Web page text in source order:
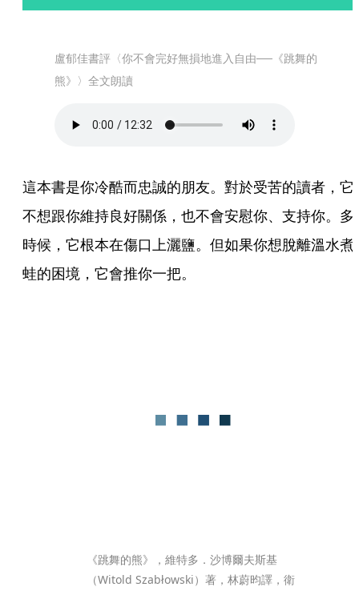
盧郁佳書評〈你不會完好無損地進入自由──《跳舞的
熊》〉全文朗讀
這本書是你冷酷而忠誠的朋友。對於受苦的讀者，它
不想跟你維持良好關係，也不會安慰你、支持你。多
時候，它根本在傷口上灑鹽。但如果你想脫離溫水煮
蛙的困境，它會推你一把。
《跳舞的熊》，維特多．沙博爾夫斯基
（Witold Szabłowski）著，林蔚昀譯，衛